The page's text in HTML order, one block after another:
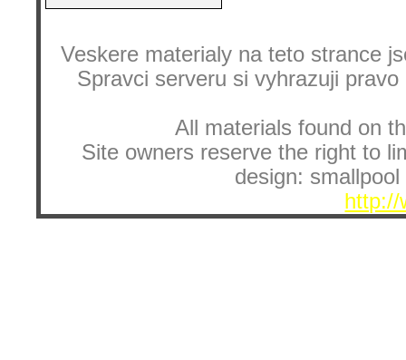
Veskere materialy na teto strance
Spravci serveru si vyhrazuji
All materials found on
Site owners reserve the right to
design:
http://